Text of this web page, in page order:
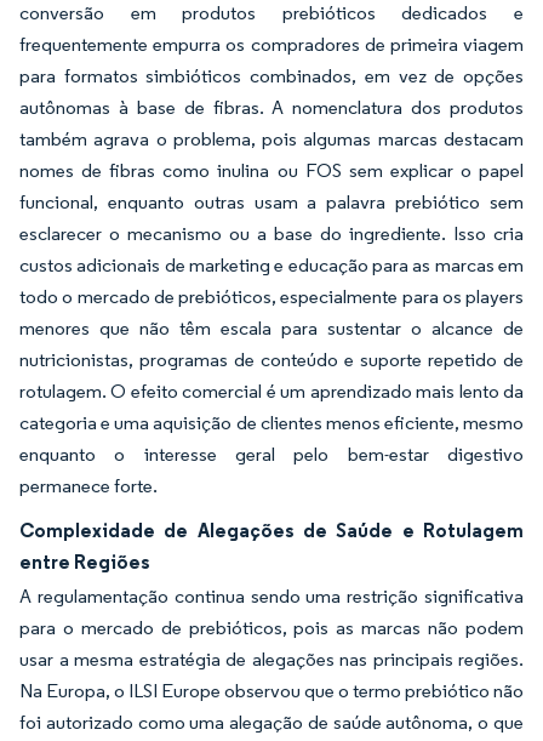
conversão em produtos prebióticos dedicados e
frequentemente empurra os compradores de primeira viagem
para formatos simbióticos combinados, em vez de opções
autônomas à base de fibras. A nomenclatura dos produtos
também agrava o problema, pois algumas marcas destacam
nomes de fibras como inulina ou FOS sem explicar o papel
funcional, enquanto outras usam a palavra prebiótico sem
esclarecer o mecanismo ou a base do ingrediente. Isso cria
custos adicionais de marketing e educação para as marcas em
todo o mercado de prebióticos, especialmente para os players
menores que não têm escala para sustentar o alcance de
nutricionistas, programas de conteúdo e suporte repetido de
rotulagem. O efeito comercial é um aprendizado mais lento da
categoria e uma aquisição de clientes menos eficiente, mesmo
enquanto o interesse geral pelo bem-estar digestivo
permanece forte.
Complexidade de Alegações de Saúde e Rotulagem
entre Regiões
A regulamentação continua sendo uma restrição significativa
para o mercado de prebióticos, pois as marcas não podem
usar a mesma estratégia de alegações nas principais regiões.
Na Europa, o ILSI Europe observou que o termo prebiótico não
foi autorizado como uma alegação de saúde autônoma, o que